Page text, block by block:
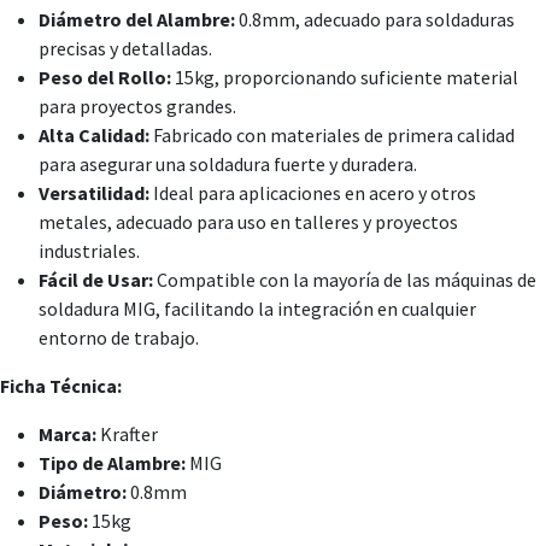
Diámetro del Alambre:0.8mm, adecuado para soldaduras
precisas y detalladas.
Peso del Rollo: 15kg, proporcionando suficiente material
para proyectos grandes.
Alta Calidad: Fabricado con materiales de primera calidad
para asegurar una soldadura fuerte y duradera.
Versatilidad: Ideal para aplicaciones en acero y otros
metales, adecuado para uso en talleres y proyectos
industriales.
Fácil de Usar:Compatible con la mayoría de las máquinas de
soldadura MIG, facilitando la integración en cualquier
entorno de trabajo.
Ficha Técnica:
Marca: Krafter
Tipo de Alambre: MIG
Diámetro:0.8mm
Peso: 15kg